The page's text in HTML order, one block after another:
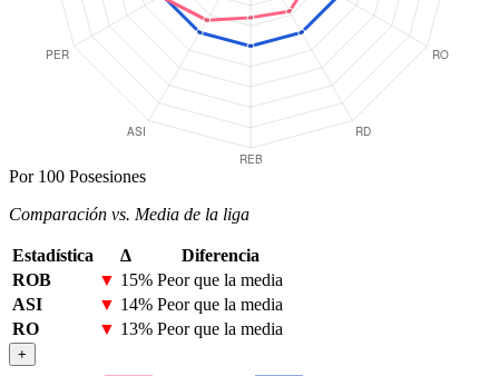
Por 100 Posesiones
Comparación vs. Media de la liga
Estadística Δ
Diferencia
ROB
▼ 15% Peor que la media
ASI
▼ 14% Peor que la media
RO
▼ 13% Peor que la media
+